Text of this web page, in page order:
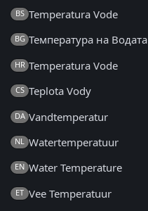
BS Temperatura Vode
BG Температура на Водата
HR Temperatura Vode
CS Teplota Vody
DA Vandtemperatur
NL Watertemperatuur
EN Water Temperature
ET Vee Temperatuur